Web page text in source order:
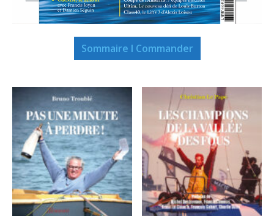
Sommaire I Commander